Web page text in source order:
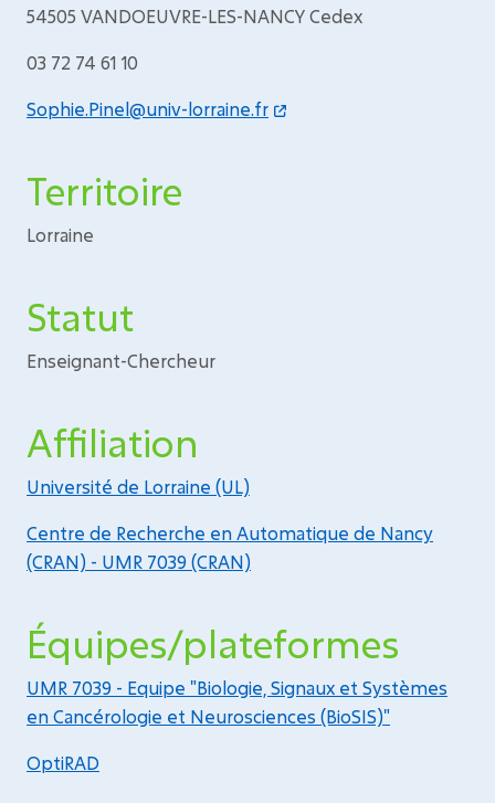
54505 VANDOEUVRE-LES-NANCY Cedex
03 72 74 61 10
Sophie.Pinel@univ-lorraine.fr
Territoire
Lorraine
Statut
Enseignant-Chercheur
Affiliation
Université de Lorraine (UL)
Centre de Recherche en Automatique de Nancy
(CRAN) - UMR 7039 (CRAN)
Équipes/plateformes
UMR 7039 - Equipe "Biologie, Signaux et Systèmes
en Cancérologie et Neurosciences (BioSIS)"
OptiRAD